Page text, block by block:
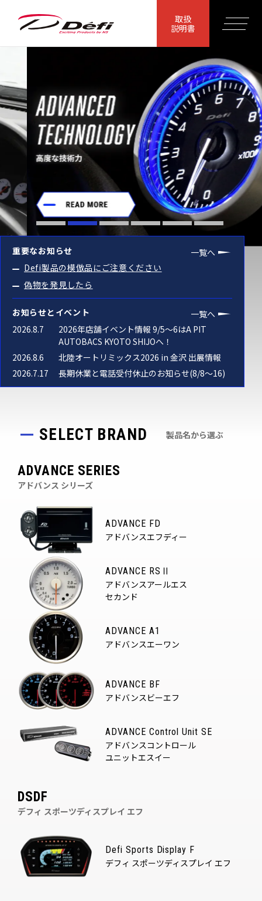
取扱
説明書
重要なお知らせ
一覧へ
Defi製品の模倣品にご注意ください
偽物を発見したら
お知らせとイベント
一覧へ
2026.8.7
2026年店舗イベント情報 9/5～6はA PIT
AUTOBACS KYOTO SHIJOへ！
2026.8.6
北陸オートリミックス2026 in 金沢 出展情報
2026.7.17
長期休業と電話受付休止のお知らせ(8/8～16)
SELECT BRAND 製品名から選ぶ
ADVANCE SERIES
アドバンス シリーズ
ADVANCE FD
アドバンスエフディー
ADVANCE RSⅡ
アドバンスアールエス
セカンド
ADVANCE A1
アドバンスエーワン
ADVANCE BF
アドバンスビーエフ
ADVANCE Control Unit SE
アドバンスコントロール
ユニットエスイー
DSDF
デフィ スポーツディスプレイ エフ
Defi Sports Display F
デフィ スポーツディスプレイ エフ